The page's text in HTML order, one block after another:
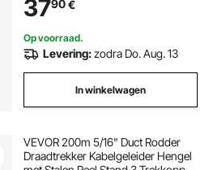
grillstation, buitenkast
3790€
Op voorraad.
Levering:zodra Do. Aug. 13
In winkelwagen
VEVOR 200m 5/16" Duct Rodder
Draadtrekker Kabelgeleider Hengel